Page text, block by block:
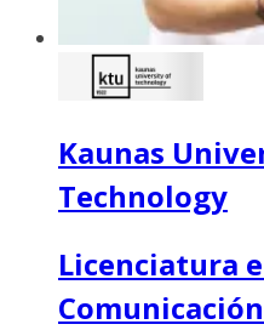
Kaunas
Technology
Licenciatura